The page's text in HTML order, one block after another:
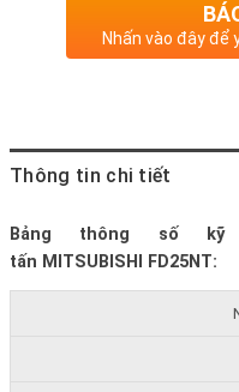
Nhấn vào đây để
Thông tin chi tiết
Bảng thông số
tấn MITSUBISHI FD25NT: